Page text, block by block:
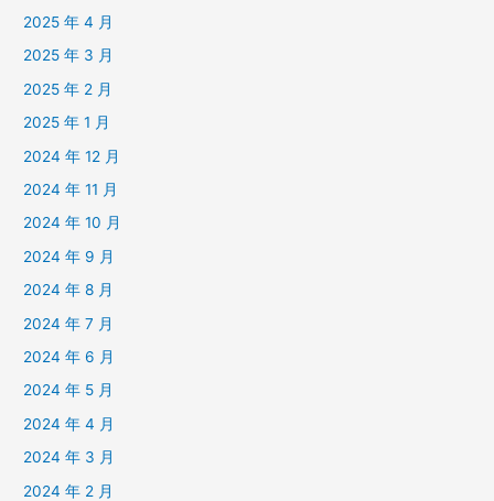
2025 年 4 月
2025 年 3 月
2025 年 2 月
2025 年 1 月
2024 年 12 月
2024 年 11 月
2024 年 10 月
2024 年 9 月
2024 年 8 月
2024 年 7 月
2024 年 6 月
2024 年 5 月
2024 年 4 月
2024 年 3 月
2024 年 2 月